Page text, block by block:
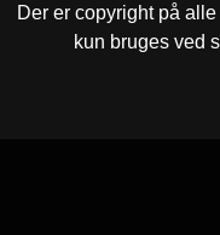
Der er copyright på
kun bruges ved